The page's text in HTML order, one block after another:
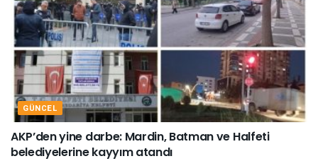
GÜNCEL
AKP’den yine darbe: Mardin, Batman ve Halfeti
belediyelerine kayyım atandı